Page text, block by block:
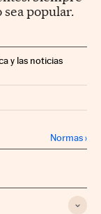
popular.
y las noticias
Normas›